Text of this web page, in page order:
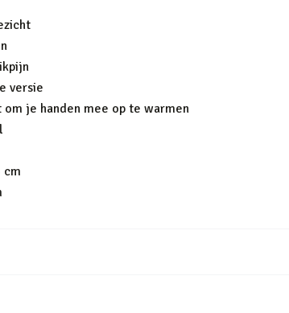
versie
je handen mee op te warmen
cm